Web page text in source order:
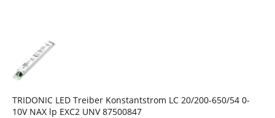
TRIDONIC LED Treiber Konstantstrom LC 20/200-650/54 0-
10V NAX lp EXC2 UNV 87500847